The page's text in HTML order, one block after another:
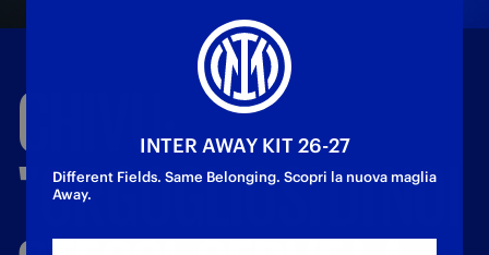
CHIVU:
"ORGOGLIOSIDINOI
INTER AWAY KIT 26-27
Different Fields. Same Belonging. Scopri la nuova maglia
Away.